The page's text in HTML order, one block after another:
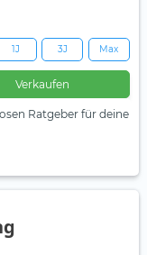
1J 3J Max
Verkaufen
Ratgeber für deine